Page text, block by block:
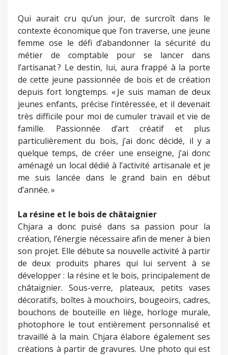
Qui aurait cru qu’un jour, de surcroît dans le
contexte économique que l’on traverse, une jeune
femme ose le défi d’abandonner la sécurité du
métier de comptable pour se lancer dans
l’artisanat ? Le destin, lui, aura frappé à la porte
de cette jeune passionnée de bois et de création
depuis fort longtemps. « Je suis maman de deux
jeunes enfants, précise l’intéressée, et il devenait
très difficile pour moi de cumuler travail et vie de
famille. Passionnée d’art créatif et plus
particulièrement du bois, j’ai donc décidé, il y a
quelque temps, de créer une enseigne, j’ai donc
aménagé un local dédié à l’activité artisanale et je
me suis lancée dans le grand bain en début
d’année. »
La résine et le bois de châtaignier
Chjara a donc puisé dans sa passion pour la
création, l’énergie nécessaire afin de mener à bien
son projet. Elle débute sa nouvelle activité à partir
de deux produits phares qui lui servent à se
développer : la résine et le bois, principalement de
châtaignier. Sous-verre, plateaux, petits vases
décoratifs, boîtes à mouchoirs, bougeoirs, cadres,
bouchons de bouteille en liège, horloge murale,
photophore le tout entièrement personnalisé et
travaillé à la main. Chjara élabore également ses
créations à partir de gravures. Une photo qui est